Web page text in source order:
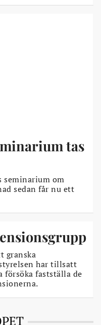
tas
seminarium om
sedan får nu ett
granska
har tillsatt
försöka fastställa de